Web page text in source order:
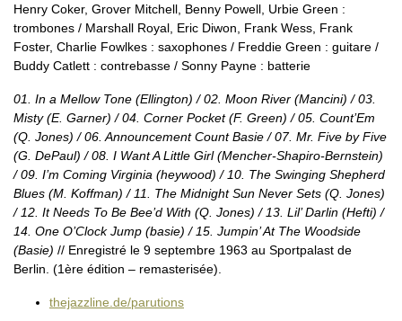
Henry Coker, Grover Mitchell, Benny Powell, Urbie Green :
trombones / Marshall Royal, Eric Diwon, Frank Wess, Frank
Foster, Charlie Fowlkes : saxophones / Freddie Green : guitare /
Buddy Catlett : contrebasse / Sonny Payne : batterie
01. In a Mellow Tone (Ellington) / 02. Moon River (Mancini) / 03.
Misty (E. Garner) / 04. Corner Pocket (F. Green) / 05. Count’Em
(Q. Jones) / 06. Announcement Count Basie / 07. Mr. Five by Five
(G. DePaul) / 08. I Want A Little Girl (Mencher-Shapiro-Bernstein)
/ 09. I’m Coming Virginia (heywood) / 10. The Swinging Shepherd
Blues (M. Koffman) / 11. The Midnight Sun Never Sets (Q. Jones)
/ 12. It Needs To Be Bee’d With (Q. Jones) / 13. Lil’ Darlin (Hefti) /
14. One O’Clock Jump (basie) / 15. Jumpin’ At The Woodside
(Basie) // Enregistré le 9 septembre 1963 au Sportpalast de
Berlin. (1ère édition – remasterisée).
thejazzline.de/parutions